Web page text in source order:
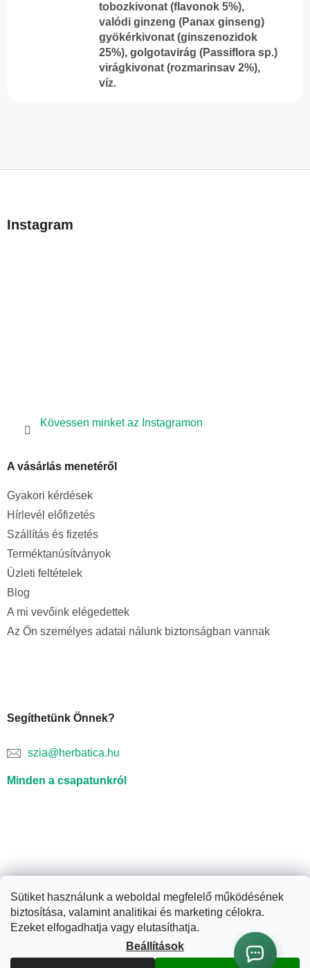
Sütiket használunk a weboldal megfelelő működésének
biztosítása, valamint analitikai és marketing célokra.
Ezeket elfogadhatja vagy elutasíthatja.
Beállítások
tobozkivonat (flavonok 5%),
valódi ginzeng (Panax ginseng)
gyökérkivonat (ginszenozidok
25%), golgotavirág (Passiflora sp.)
virágkivonat (rozmarinsav 2%),
víz.
bInstagram
Kövessen minket az Instagramon
A vásárlás menetéről
Gyakori kérdések
Hírlevél előfizetés
Szállítás és fizetés
Terméktanúsítványok
Üzleti feltételek
Blog
A mi vevőink elégedettek
Az Ön személyes adatai nálunk biztonságban vannak
Segíthetünk Önnek?
szia@herbatica.hu
Minden a csapatunkról
Shoptet készítette
Copyright 2026Herbatica.hu. Minden jog fenntartva.Süti